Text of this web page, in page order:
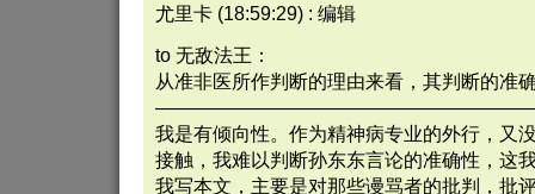
尤里卡 (18:59:29) : 编辑
to 无敌法王：
从准非医所作判断的理由来看，其判断的准
我是有倾向性。作为精神病专业的外行，又
接触，我难以判断孙东东言论的准确性，这
我写本文，主要是对那些谩骂者的批判，批